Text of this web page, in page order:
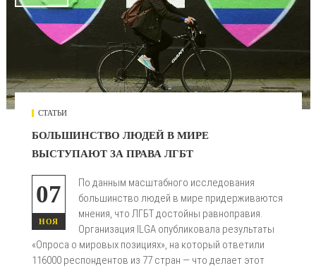
СТАТЬИ
БОЛЬШИНСТВО ЛЮДЕЙ В МИРЕ
ВЫСТУПАЮТ ЗА ПРАВА ЛГБТ
07
НОЯ
По данным масштабного исследования
большинство людей в мире придерживаются
мнения, что ЛГБТ достойны равноправия.
Организация ILGA опубликовала результаты
«Опроса о мировых позициях», на который ответили
116000 респондентов из 77 стран — что делает этот